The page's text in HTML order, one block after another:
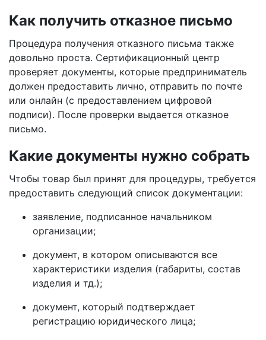
Как получить отказное письмо
Процедура получения отказного письма также
довольно проста. Сертификационный центр
проверяет документы, которые предприниматель
должен предоставить лично, отправить по почте
или онлайн (с предоставлением цифровой
подписи). После проверки выдается отказное
письмо.
Какие документы нужно собрать
Чтобы товар был принят для процедуры, требуется
предоставить следующий список документации:
заявление, подписанное начальником
организации;
документ, в котором описываются все
характеристики изделия (габариты, состав
изделия и тд.);
документ, который подтверждает
регистрацию юридического лица;